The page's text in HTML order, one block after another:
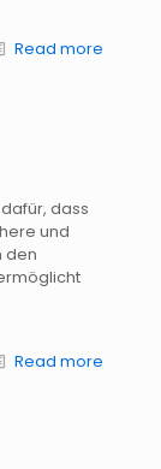
Read more
dass
und
den
Read more